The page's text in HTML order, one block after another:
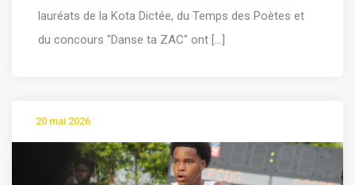
lauréats de la Kota Dictée, du Temps des Poètes et
du concours "Danse ta ZAC" ont [...]
20 mai 2026